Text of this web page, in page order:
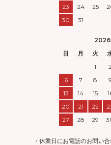
23
24 25
30
31
2026
日
月 火
1
2
6
7 8 9
13
14 15
20
21 22
27
28 29
・休業日にお電話のお問い